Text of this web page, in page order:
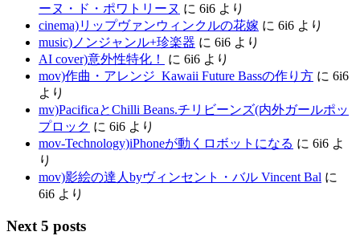
ーヌ・ド・ポワトリーヌ に 6i6 より
cinema)リップヴァンウィンクルの花嫁 に 6i6 より
music)ノンジャンル+珍楽器 に 6i6 より
AI cover)意外性特化！
に 6i6 より
mov)作曲・アレンジ_Kawaii Future Bassの作り方 に 6i6
より
mv)PacificaとChilli Beans.チリビーンズ(内外ガールポッ
プロック に 6i6 より
mov-Technology)iPhoneが動くロボットになる に 6i6 よ
り
mov)影絵の達人byヴィンセント・バル Vincent Bal に
6i6 より
Next 5 posts